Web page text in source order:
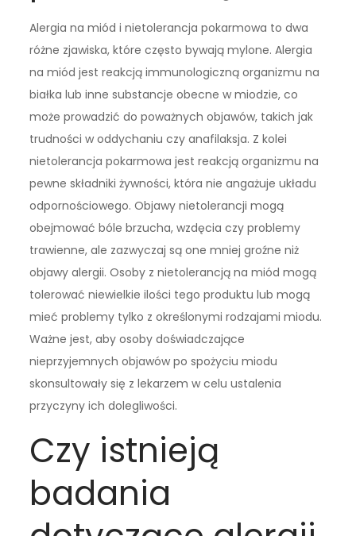
Alergia na miód i nietolerancja pokarmowa to dwa
różne zjawiska, które często bywają mylone. Alergia
na miód jest reakcją immunologiczną organizmu na
białka lub inne substancje obecne w miodzie, co
może prowadzić do poważnych objawów, takich jak
trudności w oddychaniu czy anafilaksja. Z kolei
nietolerancja pokarmowa jest reakcją organizmu na
pewne składniki żywności, która nie angażuje układu
odpornościowego. Objawy nietolerancji mogą
obejmować bóle brzucha, wzdęcia czy problemy
trawienne, ale zazwyczaj są one mniej groźne niż
objawy alergii. Osoby z nietolerancją na miód mogą
tolerować niewielkie ilości tego produktu lub mogą
mieć problemy tylko z określonymi rodzajami miodu.
Ważne jest, aby osoby doświadczające
nieprzyjemnych objawów po spożyciu miodu
skonsultowały się z lekarzem w celu ustalenia
przyczyny ich dolegliwości.
Czy istnieją
badania